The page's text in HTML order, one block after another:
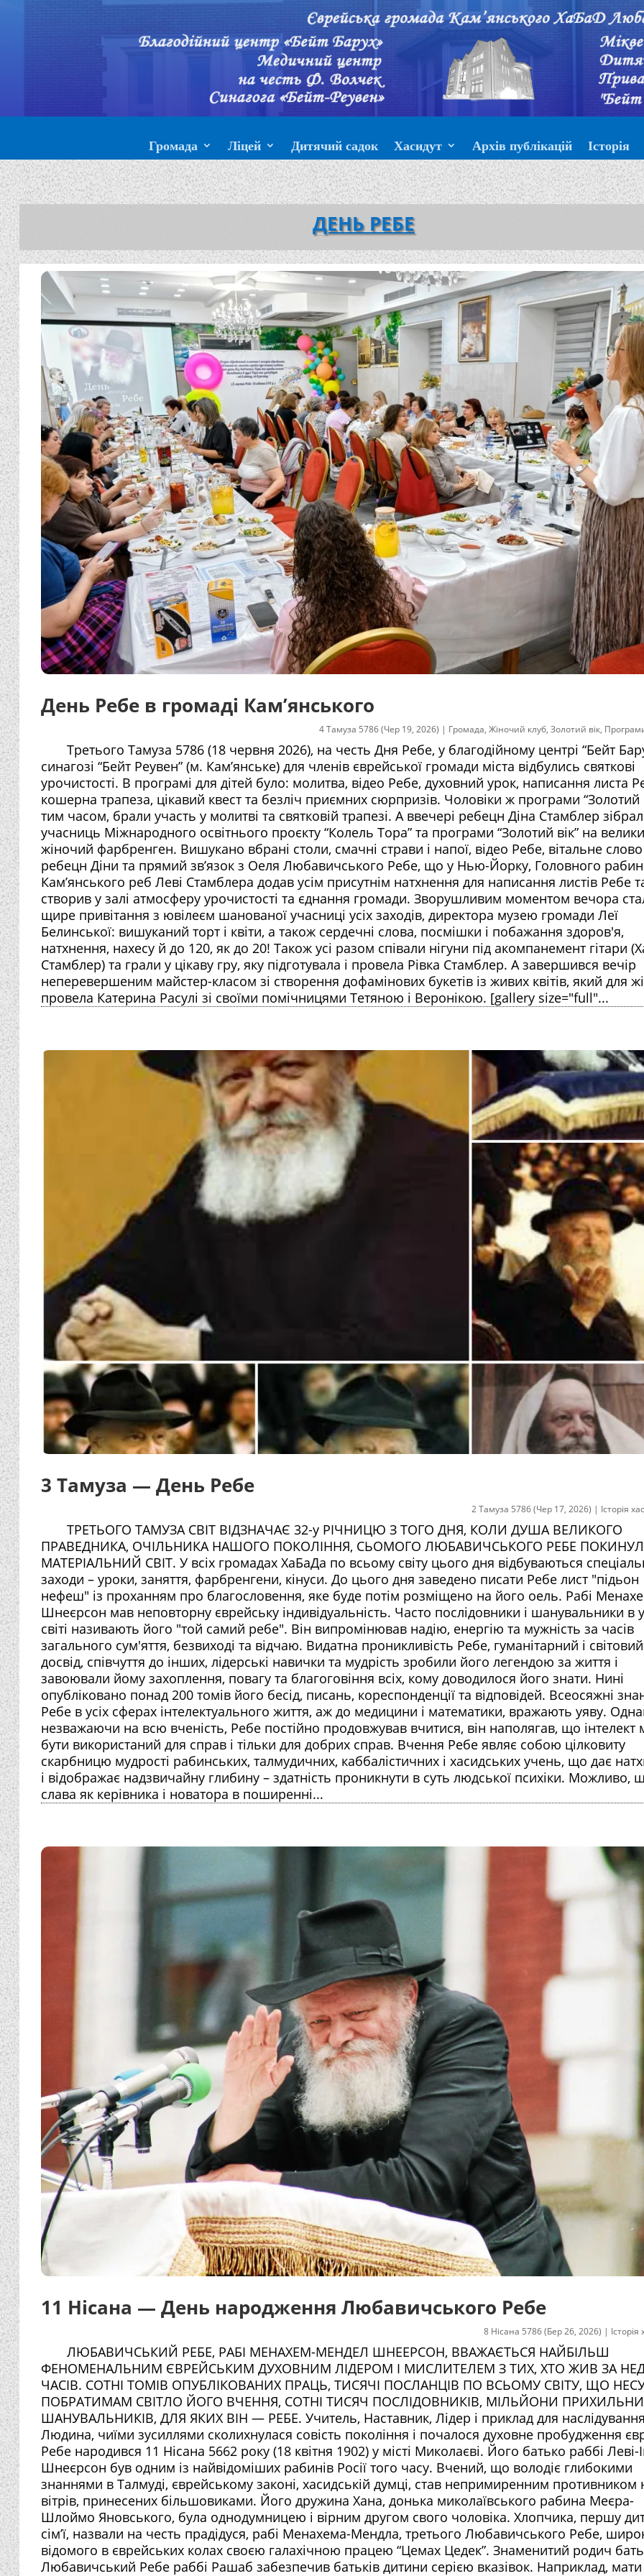
Громада Ліцей Дитячий садок Хасидут Архів публікацій Історія
ДЕНЬ РЕБЕ
День Ребе в громаді Кам’янського
4 Тамуза 5786 (Чер 19, 2026) | Громада, Жіночий клуб, Золотий вік,
Третього Тамуза 5786 (18 червня 2026), на честь Дня Ребе, у благодійному центрі “Бейт
синагозі “Бейт Реувен” (м. Кам’янське) для членів єврейської громади міста відбулись святкові
урочистості. В програмі для дітей було: молитва, відео Ребе, духовний урок, написання листа
кошерна трапеза, цікавий квест та безліч приємних сюрпризів. Чоловіки ж програми “Золотий
тим часом, брали участь у молитві та святковій трапезі. А ввечері ребецн Діна Стамблер
учасниць Міжнародного освітнього проєкту “Колель Тора” та програми “Золотий вік” на
жіночий фарбренген. Вишукано вбрані столи, смачні страви і напої, відео Ребе, вітальне слово
ребецн Діни та прямий зв’язок з Оеля Любавичського Ребе, що у Нью-Йорку, Головного
Кам’янського реб Леві Стамблера додав усім присутнім натхнення для написання листів Ребе
створив у залі атмосферу урочистості та єднання громади. Зворушливим моментом вечора
щире привітання з ювілеєм шанованої учасниці усіх заходів, директора музею громади Леї
Белинської: вишуканий торт і квіти, а також сердечні слова, посмішки і побажання здоров'я,
натхнення, нахесу й до 120, як до 20! Також усі разом співали нігуни під акомпанемент гітари
Стамблер) та грали у цікаву гру, яку підготувала і провела Рівка Стамблер. А завершився вечір
неперевершеним майстер-класом зі створення дофамінових букетів із живих квітів, який для
провела Катерина Расулі зі своїми помічницями Тетяною і Веронікою. [gallery size="full"...
3 Тамуза — День Ребе
2 Тамуза 5786 (Чер 17, 2026) | Історія
ТРЕТЬОГО ТАМУЗА СВІТ ВІДЗНАЧАЄ 32-у РІЧНИЦЮ З ТОГО ДНЯ, КОЛИ ДУША ВЕЛИКОГО
ПРАВЕДНИКА, ОЧІЛЬНИКА НАШОГО ПОКОЛІННЯ, СЬОМОГО ЛЮБАВИЧСЬКОГО РЕБЕ
МАТЕРІАЛЬНИЙ СВІТ. У всіх громадах ХаБаДа по всьому світу цього дня відбуваються
заходи – уроки, заняття, фарбренгени, кінуси. До цього дня заведено писати Ребе лист "підьон
нефеш" із проханням про благословення, яке буде потім розміщено на його оель. Рабі
Шнеєрсон мав неповторну єврейську індивідуальність. Часто послідовники і шанувальники в
світі називають його "той самий ребе". Він випромінював надію, енергію та мужність за часів
загального сум'яття, безвиході та відчаю. Видатна проникливість Ребе, гуманітарний і світовий
досвід, співчуття до інших, лідерські навички та мудрість зробили його легендою за життя і
завоювали йому захоплення, повагу та благоговіння всіх, кому доводилося його знати. Нині
опубліковано понад 200 томів його бесід, писань, кореспонденції та відповідей. Всеосяжні
Ребе в усіх сферах інтелектуального життя, аж до медицини і математики, вражають уяву.
незважаючи на всю вченість, Ребе постійно продовжував вчитися, він наполягав, що інтелект
бути використаний для справ і тільки для добрих справ. Вчення Ребе являє собою цілковиту
скарбницю мудрості рабинських, талмудичних, каббалістичних і хасидських учень, що дає
і відображає надзвичайну глибину – здатність проникнути в суть людської психіки. Можливо,
слава як керівника і новатора в поширенні...
11 Нісана — День народження Любавичського Ребе
8 Нісана 5786 (Бер 26, 2026) |
ЛЮБАВИЧСЬКИЙ РЕБЕ, РАБІ МЕНАХЕМ-МЕНДЕЛ ШНЕЕРСОН, ВВАЖАЄТЬСЯ НАЙБІЛЬШ
ФЕНОМЕНАЛЬНИМ ЄВРЕЙСЬКИМ ДУХОВНИМ ЛІДЕРОМ І МИСЛИТЕЛЕМ З ТИХ, ХТО ЖИВ ЗА
ЧАСІВ. СОТНІ ТОМІВ ОПУБЛІКОВАНИХ ПРАЦЬ, ТИСЯЧІ ПОСЛАНЦІВ ПО ВСЬОМУ СВІТУ, ЩО
ПОБРАТИМАМ СВІТЛО ЙОГО ВЧЕННЯ, СОТНІ ТИСЯЧ ПОСЛІДОВНИКІВ, МІЛЬЙОНИ
ШАНУВАЛЬНИКІВ, ДЛЯ ЯКИХ ВІН — РЕБЕ. Учитель, Наставник, Лідер і приклад для
Людина, чиїми зусиллями сколихнулася совість покоління і почалося духовне пробудження
Ребе народився 11 Нісана 5662 року (18 квітня 1902) у місті Миколаєві. Його батько раббі Леві-
Шнеєрсон був одним із найвідоміших рабинів Росії того часу. Вчений, що володіє глибокими
знаннями в Талмуді, єврейському законі, хасидській думці, став непримиренним противником
вітрів, принесених більшовиками. Його дружина Хана, донька миколаївського рабина Меєра-
Шлоймо Яновського, була однодумницею і вірним другом свого чоловіка. Хлопчика, першу
сім’ї, назвали на честь прадідуся, рабі Менахема-Мендла, третього Любавичського Ребе,
відомого в єврейських колах своєю галахічною працею “Цемах Цедек”. Знаменитий родич
Любавичський Ребе раббі Рашаб забезпечив батьків дитини серією вказівок. Наприклад, мати